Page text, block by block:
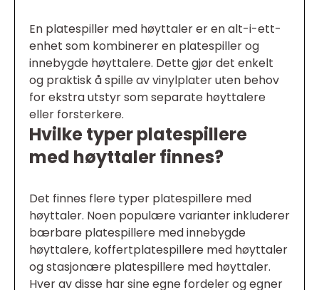
En platespiller med høyttaler er en alt-i-ett-
enhet som kombinerer en platespiller og
innebygde høyttalere. Dette gjør det enkelt
og praktisk å spille av vinylplater uten behov
for ekstra utstyr som separate høyttalere
eller forsterkere.
Hvilke typer platespillere
med høyttaler finnes?
Det finnes flere typer platespillere med
høyttaler. Noen populære varianter inkluderer
bærbare platespillere med innebygde
høyttalere, koffertplatespillere med høyttaler
og stasjonære platespillere med høyttaler.
Hver av disse har sine egne fordeler og egner